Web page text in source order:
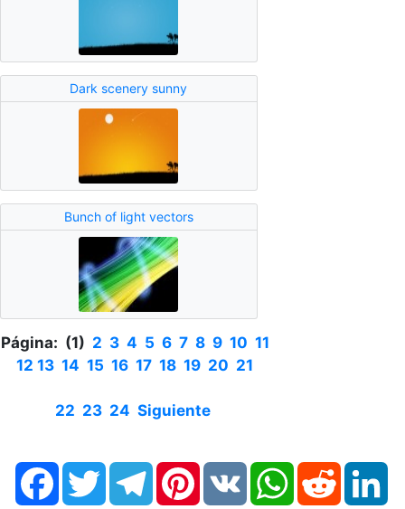
Dark scenery sunny
Bunch of light vectors
Página: (1) 2 3 4 5 6 7 8 9 10 11
12 13 14 15 16 17 18 19 20 21
22 23 24 Siguiente
FacebookTwitter TelegramPinterestVK WhatsAppReddit